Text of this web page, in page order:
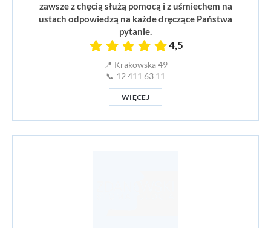
zawsze z chęcią służą pomocą i z uśmiechem na
ustach odpowiedzą na każde dręczące Państwa
pytanie.
4,5
📍 Krakowska 49
📞 12 411 63 11
WIĘCEJ